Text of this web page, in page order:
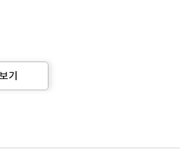
동 체결 기능 측면에서 미국의 ECN과 유
제도를 도입하고 2006년 금융상품거래법
기